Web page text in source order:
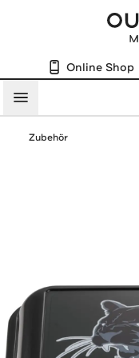
Online Shop
Menü
Zubehör